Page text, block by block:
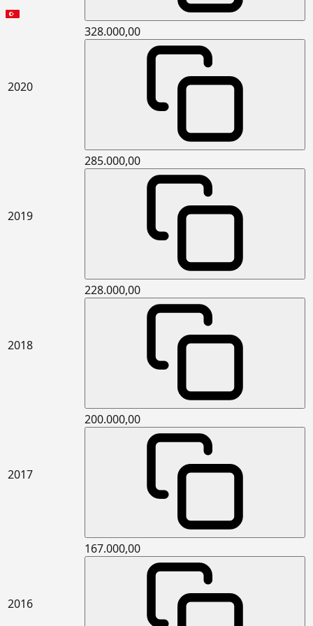
2020
328.000,00
2019
285.000,00
2018
228.000,00
2017
200.000,00
2016
167.000,00
15.275.1112
200/250 kg kireç/çimento karışımı
kaba ve ince harçla sıva yapılması (iç
cephe sıvası)
250 kg çimento dozlu harç ile kaba
Yan ve üst kenarından
kenetlenebilen kiremit ile çatı
Grup 1) (150 donma-çözülme
çevrimine dayanıklı) (2 Latalı sistem)
Basma mukavemeti en az 300 kPa,
0.030<Isıl iletkenlik katsayısı ≤ 0.035
W/(m.K) olan, 5 cm kalınlıkta (XPS
levhalar yüklenebilen) levhalar ile
çatı vb.) ısı yalıtımı yapılması
5 cm kalınlıkta yüzeye dik çekme
mukavemeti en az 7,5kPa (TR7,5)
taşyünü levhalar ile dış duvarlarda
dıştan ısı yalıtımı ve üzerine ısı
yalıtım sıvası yapılması (Mantolama)
6 cm kalınlıkta yüzeye dik çekme
mukavemeti en az 7,5kPa (TR7,5)
taşyünü levhalar ile dış duvarlarda
yalıtım sıvası yapılması (Mantolama)
Çimento esaslı kendiliğinden
yerleşen (self leveling) harç ile
ortalama 2 mm kalınlıkta zemin
tesviyesi yapılması ve üzerine PVC
esaslı spor zemin malzemeleri ile
kapalı spor zeminlerde döşeme
kaplaması yapılması (P2)
m2
ebatlarında, her türlü desen ve
yüzey özelliğinde, I.kalite, renkli
seramik duvar karoları ile 3 mm
derz aralıklı duvar kaplaması
yapılması (karo yapıştırıcısı ile)
15.405.1005
Karosiman terrazo karo ile dış